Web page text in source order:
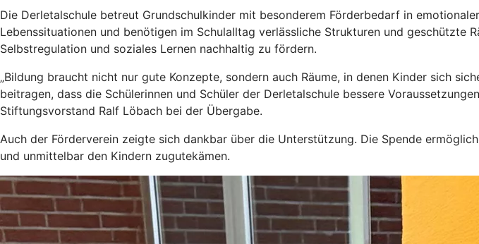
Die Derletalschule betreut Grundschulkinder mit besonderem Förderbedarf in
Lebenssituationen und benötigen im Schulalltag verlässliche Strukturen und geschützte
Selbstregulation und soziales Lernen nachhaltig zu fördern.
„Bildung braucht nicht nur gute Konzepte, sondern auch Räume, in denen Kinder sich
beitragen, dass die Schülerinnen und Schüler der Derletalschule bessere
Stiftungsvorstand Ralf Löbach bei der Übergabe.
Auch der Förderverein zeigte sich dankbar über die Unterstützung. Die Spende
und unmittelbar den Kindern zugutekämen.